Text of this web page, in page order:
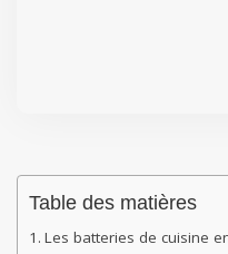
Table des matières
Les batteries de cuisine